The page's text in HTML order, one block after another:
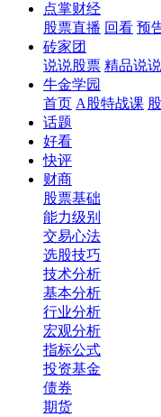
点掌财经
股票直播 回看 预
砖家团
说说股票 精品说说
牛金学园
首页 A股特战课
话题
好看
快评
财商
股票基础
能力级别
交易心法
选股技巧
技术分析
基本分析
行业分析
宏观分析
指标公式
投资基金
债券
期货